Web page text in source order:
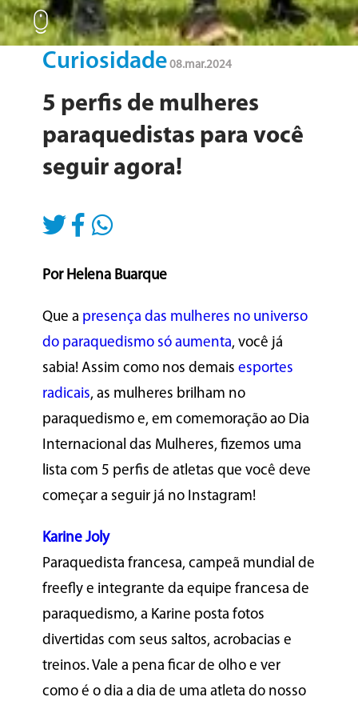
Curiosidade 08.mar.2024
5 perfis de mulheres
paraquedistas para você
seguir agora!
Por Helena Buarque
Que a presença das mulheres no universo
do paraquedismo só aumenta, você já
sabia! Assim como nos demais esportes
radicais, as mulheres brilham no
paraquedismo e, em comemoração ao Dia
Internacional das Mulheres, fizemos uma
lista com 5 perfis de atletas que você deve
começar a seguir já no Instagram!
Karine Joly
Paraquedista francesa, campeã mundial de
freefly e integrante da equipe francesa de
paraquedismo, a Karine posta fotos
divertidas com seus saltos, acrobacias e
treinos. Vale a pena ficar de olho e ver
como é o dia a dia de uma atleta do nosso